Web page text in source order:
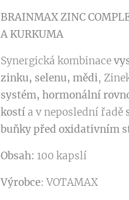
BRAINMAX ZINC
A KURKUMA
Synergická kombinace
zinku, selenu, mědi,
systém, hormonální
kostí a v neposlední řadě
buňky před oxidativním
Obsah: 100 kapslí
Výrobce: VOTAMAX